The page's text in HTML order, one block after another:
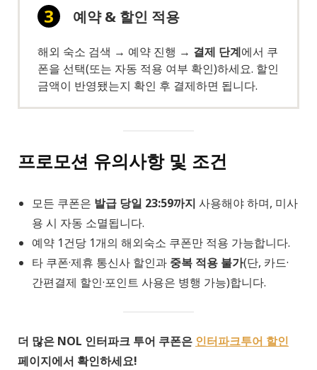
예약 & 할인 적용
해외 숙소 검색 → 예약 진행 → 결제 단계에서 쿠
폰을 선택(또는 자동 적용 여부 확인)하세요. 할인
금액이 반영됐는지 확인 후 결제하면 됩니다.
프로모션 유의사항 및 조건
모든 쿠폰은 발급 당일 23:59까지 사용해야 하며, 미사
용 시 자동 소멸됩니다.
예약 1건당 1개의 해외숙소 쿠폰만 적용 가능합니다.
타 쿠폰·제휴 통신사 할인과 중복 적용 불가(단, 카드·
간편결제 할인·포인트 사용은 병행 가능)합니다.
더 많은 NOL 인터파크 투어 쿠폰은 인터파크투어 할인
페이지에서 확인하세요!